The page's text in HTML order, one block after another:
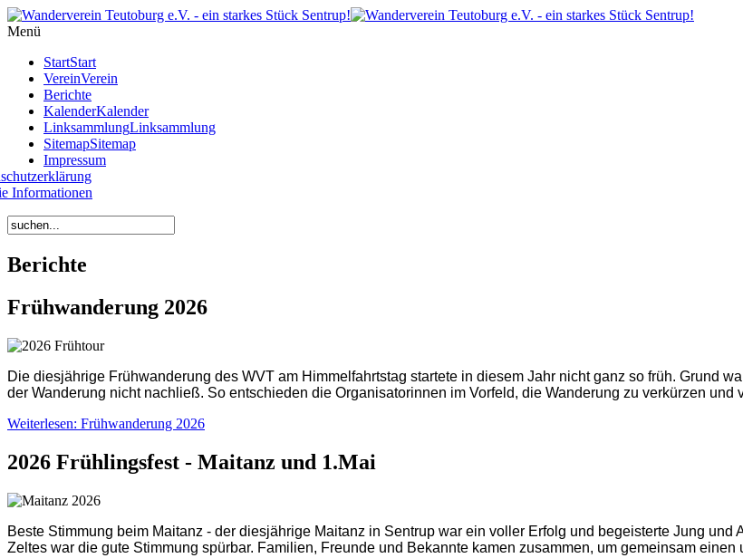
Menü
StartStart
VereinVerein
Berichte
KalenderKalender
LinksammlungLinksammlung
SitemapSitemap
Impressum
Informationen
Berichte
Frühwanderung 2026
Die diesjährige Frühwanderung des WVT am Himmelfahrtstag startete in diesem Jahr nicht ganz so früh. Grund
der Wanderung nicht nachließ. So entschieden die Organisatorinnen im Vorfeld, die Wanderung zu verkürzen und
Weiterlesen: Frühwanderung 2026
2026 Frühlingsfest - Maitanz und 1.Mai
Beste Stimmung beim Maitanz - der diesjährige Maitanz in Sentrup war ein voller Erfolg und begeisterte Jung
Zeltes war die gute Stimmung spürbar. Familien, Freunde und Bekannte kamen zusammen, um gemeinsam
Year
Month
Year
Month